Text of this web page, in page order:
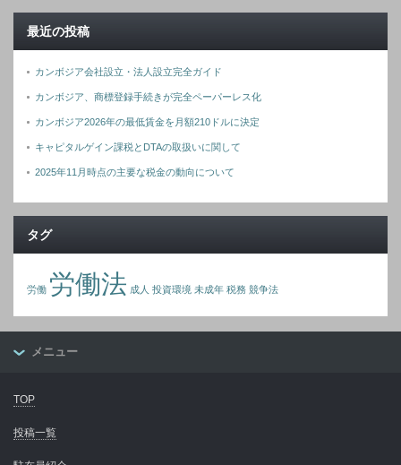
最近の投稿
カンボジア会社設立・法人設立完全ガイド
カンボジア、商標登録手続きが完全ペーパーレス化
カンボジア2026年の最低賃金を月額210ドルに決定
キャピタルゲイン課税とDTAの取扱いに関して
2025年11月時点の主要な税金の動向について
タグ
労働 労働法 成人 投資環境 未成年 税務 競争法
メニュー
TOP
投稿一覧